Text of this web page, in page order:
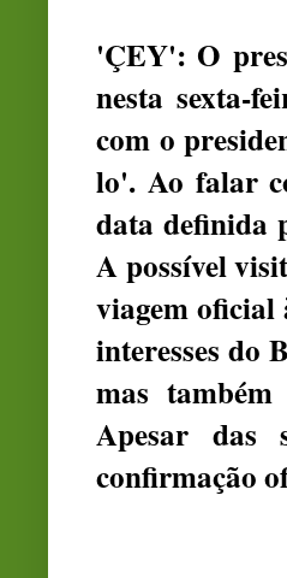
'ÇEY': O
nesta sexta-
com o
lo'. Ao falar
data definida
A possível
viagem
interesses do
mas
Apesar das
confirmação